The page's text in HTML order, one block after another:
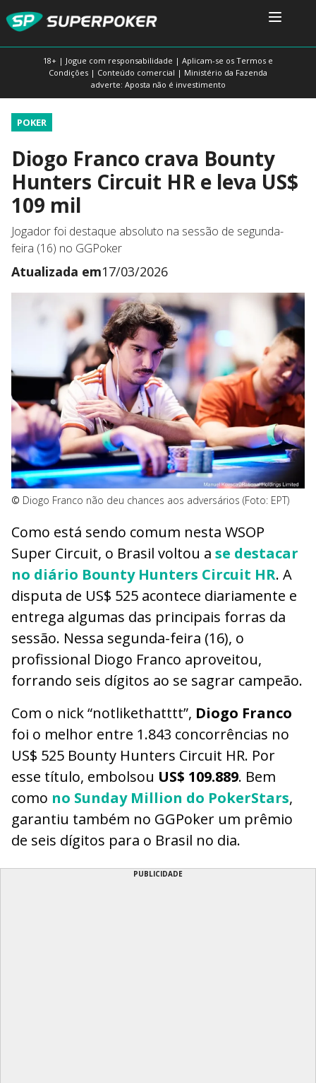
18+ | Jogue com responsabilidade | Aplicam-se os Termos e
Condições | Conteúdo comercial | Ministério da Fazenda
adverte: Aposta não é investimento
POKER
Diogo Franco crava Bounty
Hunters Circuit HR e leva US$
109 mil
Jogador foi destaque absoluto na sessão de segunda-
feira (16) no GGPoker
Atualizada em17/03/2026
© Diogo Franco não deu chances aos adversários (Foto: EPT)
Como está sendo comum nesta WSOP
Super Circuit, o Brasil voltou a se destacar
no diário Bounty Hunters Circuit HR. A
disputa de US$ 525 acontece diariamente e
entrega algumas das principais forras da
sessão. Nessa segunda-feira (16), o
profissional Diogo Franco aproveitou,
forrando seis dígitos ao se sagrar campeão.
Com o nick “notlikethatttt”, Diogo Franco
foi o melhor entre 1.843 concorrências no
US$ 525 Bounty Hunters Circuit HR. Por
esse título, embolsou US$ 109.889. Bem
como no Sunday Million do PokerStars,
garantiu também no GGPoker um prêmio
de seis dígitos para o Brasil no dia.
PUBLICIDADE